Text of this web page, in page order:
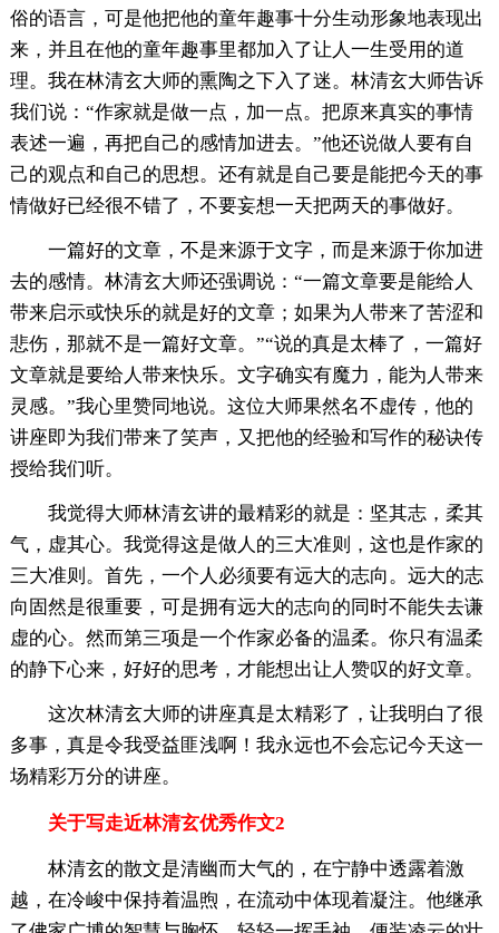
俗的语言，可是他把他的童年趣事十分生动形象地表现出
来，并且在他的童年趣事里都加入了让人一生受用的道
理。我在林清玄大师的熏陶之下入了迷。林清玄大师告诉
我们说：“作家就是做一点，加一点。把原来真实的事情
表述一遍，再把自己的感情加进去。”他还说做人要有自
己的观点和自己的思想。还有就是自己要是能把今天的事
情做好已经很不错了，不要妄想一天把两天的事做好。
一篇好的文章，不是来源于文字，而是来源于你加进
去的感情。林清玄大师还强调说：“一篇文章要是能给人
带来启示或快乐的就是好的文章；如果为人带来了苦涩和
悲伤，那就不是一篇好文章。”“说的真是太棒了，一篇好
文章就是要给人带来快乐。文字确实有魔力，能为人带来
灵感。”我心里赞同地说。这位大师果然名不虚传，他的
讲座即为我们带来了笑声，又把他的经验和写作的秘诀传
授给我们听。
我觉得大师林清玄讲的最精彩的就是：坚其志，柔其
气，虚其心。我觉得这是做人的三大准则，这也是作家的
三大准则。首先，一个人必须要有远大的志向。远大的志
向固然是很重要，可是拥有远大的志向的同时不能失去谦
虚的心。然而第三项是一个作家必备的温柔。你只有温柔
的静下心来，好好的思考，才能想出让人赞叹的好文章。
这次林清玄大师的讲座真是太精彩了，让我明白了很
多事，真是令我受益匪浅啊！我永远也不会忘记今天这一
场精彩万分的讲座。
关于写走近林清玄优秀作文2
林清玄的散文是清幽而大气的，在宁静中透露着激
越，在冷峻中保持着温煦，在流动中体现着凝注。他继承